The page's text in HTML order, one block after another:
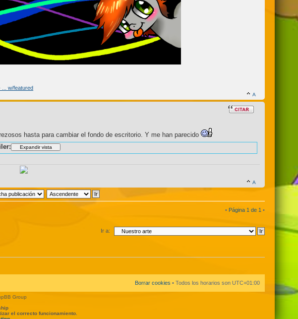
... w/featured
hasta para cambiar el fondo de escritorio. Y me han parecido
• Página 1 de 1 •
Ir a:
Borrar cookies • Todos los horarios son UTC+01:00
Group
el correcto funcionamiento.